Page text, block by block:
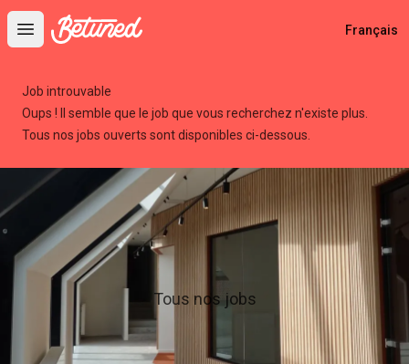
Open main menu
Betuned Français
Job introuvable
Oups ! Il semble que le job que vous recherchez n'existe plus.
Tous nos jobs ouverts sont disponibles ci-dessous.
Tous nos jobs